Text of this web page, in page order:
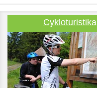
Cykloturistika